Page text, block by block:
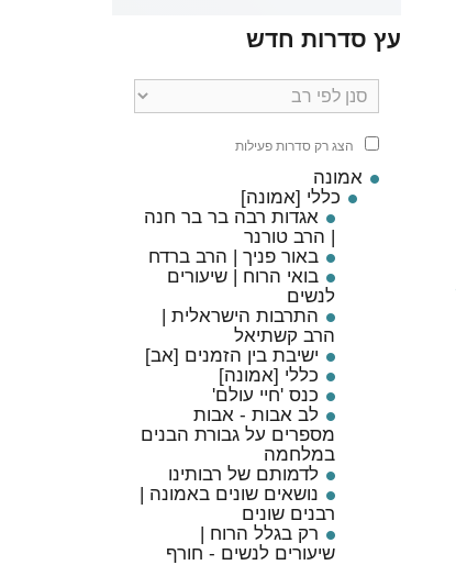
עץ סדרות חדש
הצג רק סדרות פעילות
אמונה
כללי [אמונה]
אגדות רבה בר בר חנה
| הרב טורנר
באור פניך | הרב ברדח
בואי הרוח | שיעורים
לנשים
התרבות הישראלית |
הרב קשתיאל
ישיבת בין הזמנים [אב]
כללי [אמונה]
כנס 'חיי עולם'
לב אבות - אבות
מספרים על גבורת הבנים
במלחמה
לדמותם של רבותינו
נושאים שונים באמונה |
רבנים שונים
רק בגלל הרוח |
שיעורים לנשים - חורף